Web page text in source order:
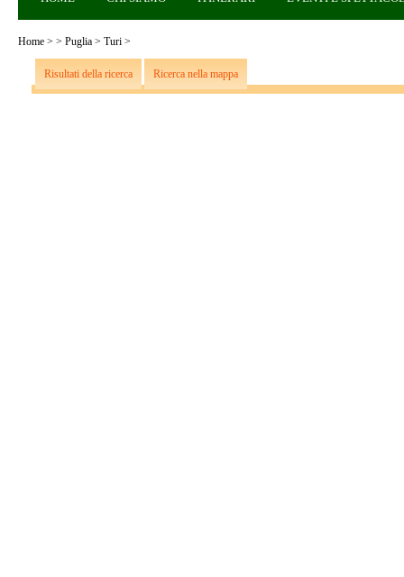
Home > > Puglia > Turi >
Risultati della ricerca Ricerca nella mappa